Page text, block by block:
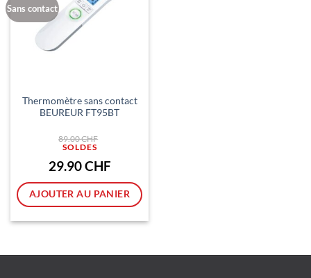
Sans contact
Thermomètre sans contact
BEUREUR FT95BT
89.00CHF
était :
89.00 CHF.
29.90CHFLe
actuel
est :
29.90 CHF.
AJOUTER AU PANIER